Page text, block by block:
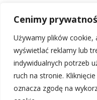
Cenimy
Używamy plików cookie,
wyświetlać reklamy lub
indywidualnych potrzeb
ruch na stronie.
oznacza zgodę na
1 lutego, 2026
Jaką temperaturę ma
1 lutego, 2026